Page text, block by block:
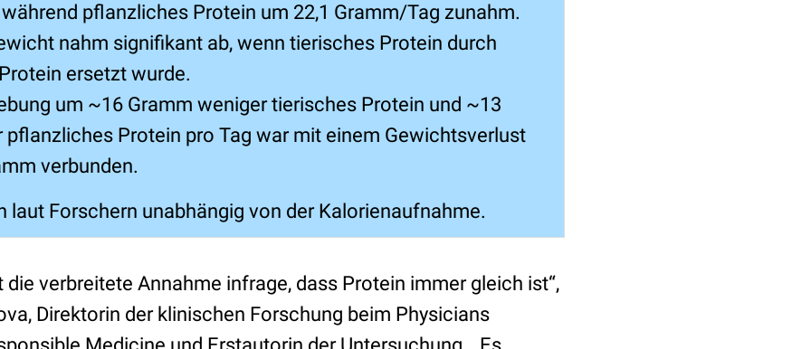
pflanzliches Protein um 22,1 Gramm/Tag zunahm.
nahm signifikant ab, wenn tierisches Protein durch
ersetzt wurde.
um ~16 Gramm weniger tierisches Protein und ~13
pflanzliches Protein pro Tag war mit einem Gewichtsverlust
verbunden.
laut Forschern unabhängig von der Kalorienaufnahme.
die verbreitete Annahme infrage, dass Protein immer gleich ist“,
Direktorin der klinischen Forschung beim Physicians